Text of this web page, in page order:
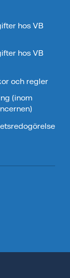
hos VB
hos VB
och regler
(inom
flik)